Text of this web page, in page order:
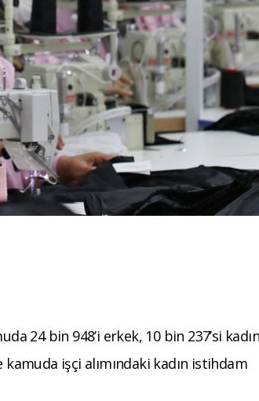
24 bin 948’i erkek, 10 bin 237’si kadın
kamuda işçi alımındaki kadın istihdam